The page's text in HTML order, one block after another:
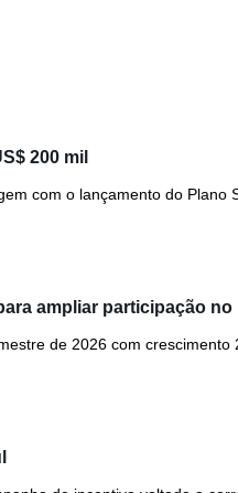
200 mil
com o lançamento do Plano
ampliar participação no
de 2026 com crescimento